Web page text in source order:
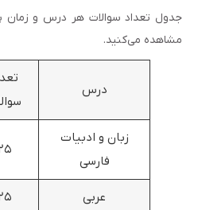
جدول تعداد سوالات هر درس و زمان
مشاهده می‌کنید.
درس
زبان و ادبیات
فارسی
عربی